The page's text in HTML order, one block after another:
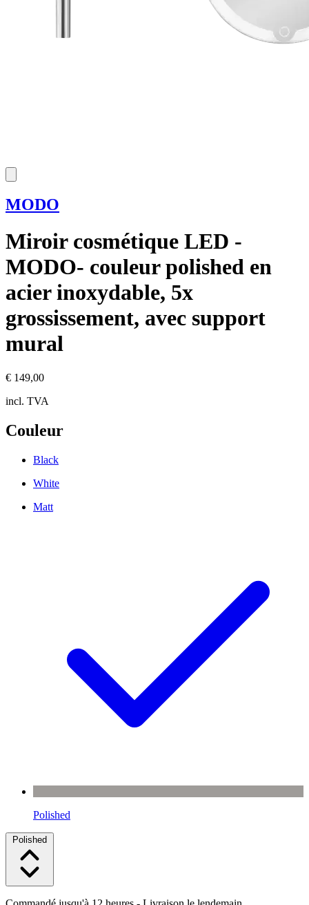
MODO
Miroir cosmétique LED -
MODO- couleur polished en
acier inoxydable, 5x
grossissement, avec support
mural
€ 149,00
incl. TVA
Couleur
Black
White
Matt
Polished
Polished